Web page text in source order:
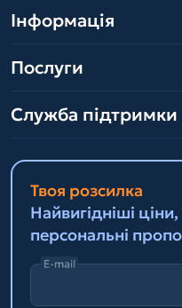
Інформація
Послуги
Служба підтримки
Твоя розсилка
Найвигідніші ціни,
персональні
E-mail